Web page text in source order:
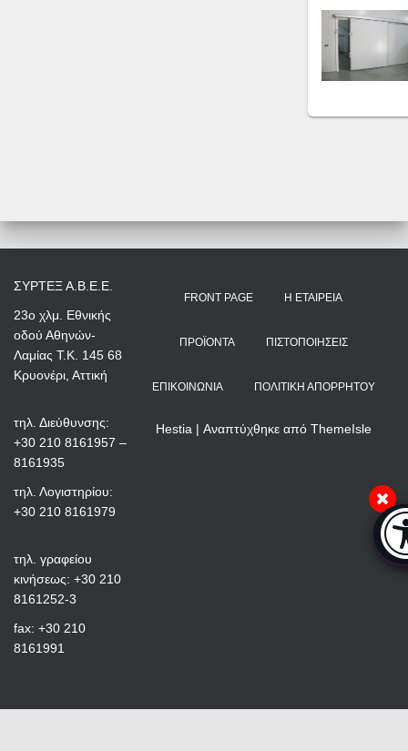
ΣΥΡΤΕΞ Α.Β.Ε.Ε.
23ο χλμ. Εθνικής
οδού Αθηνών-
Λαμίας Τ.Κ. 145 68
Κρυονέρι, Αττική
τηλ. Διεύθυνσης:
+30 210 8161957 –
8161935
τηλ. Λογιστηρίου:
+30 210 8161979
τηλ. γραφείου
κινήσεως: +30 210
8161252-3
fax: +30 210
8161991
FRONT PAGE Η ΕΤΑΙΡΕΊΑ
ΠΡΟΪΌΝΤΑ ΠΙΣΤΟΠΟΙΉΣΕΙΣ
ΕΠΙΚΟΙΝΩΝΊΑ ΠΟΛΙΤΙΚΉ ΑΠΟΡΡΉΤΟΥ
Hestia | Αναπτύχθηκε από ThemeIsle